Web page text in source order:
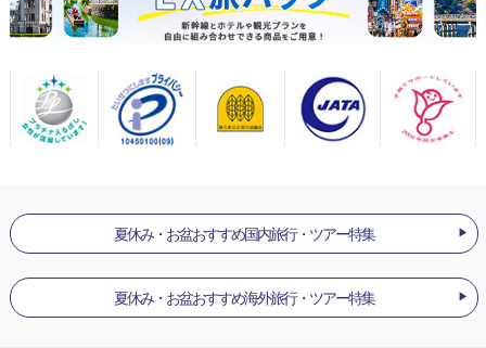
夏休み・お盆おすすめ国内旅行・ツアー特集
夏休み・お盆おすすめ海外旅行・ツアー特集